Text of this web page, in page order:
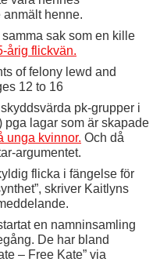
henne.
sak som en kille
årig flickvän.
of felony lewd and
12 to 16
pk-grupper i
pga lagar som är skapade
unga kvinnor. Och då
argumentet.
flicka i fängelse för
skriver Kaitlyns
en namninsamling
De har bland
– Free Kate” via